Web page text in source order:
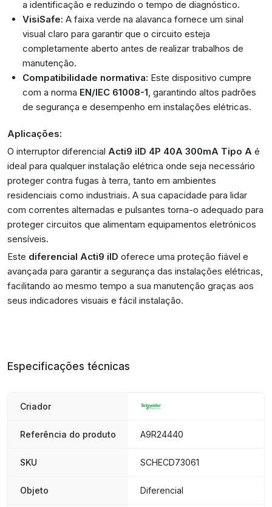
a identificação e reduzindo o tempo de diagnóstico.
VisiSafe: A faixa verde na alavanca fornece um sinal
visual claro para garantir que o circuito esteja
completamente aberto antes de realizar trabalhos de
manutenção.
Compatibilidade normativa: Este dispositivo cumpre
com a norma EN/IEC 61008-1, garantindo altos padrões
de segurança e desempenho em instalações elétricas.
Aplicações:
O interruptor diferencial Acti9 iID 4P 40A 300mA Tipo A é
ideal para qualquer instalação elétrica onde seja necessário
proteger contra fugas à terra, tanto em ambientes
residenciais como industriais. A sua capacidade para lidar
com correntes alternadas e pulsantes torna-o adequado para
proteger circuitos que alimentam equipamentos eletrónicos
sensíveis.
Este diferencial Acti9 iID oferece uma proteção fiável e
avançada para garantir a segurança das instalações elétricas,
facilitando ao mesmo tempo a sua manutenção graças aos
seus indicadores visuais e fácil instalação.
Especificações técnicas
Criador
Referência do produto A9R24440
SKU SCHECD73061
Objeto Diferencial